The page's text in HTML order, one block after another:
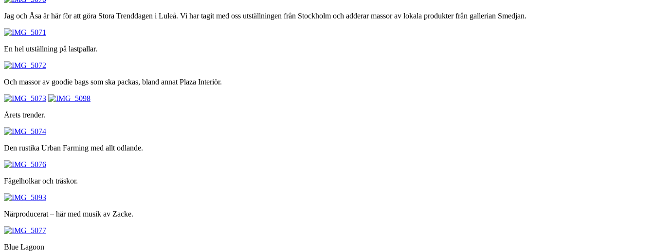
Jag och Åsa är här för att göra Stora Trenddagen i Luleå. Vi har tagit med oss utställningen från Stockholm och adderar massor av lokala produkter från gallerian Smedjan.
En hel utställning på lastpallar.
Och massor av goodie bags som ska packas, bland annat Plaza Interiör.
Årets trender.
Den rustika Urban Farming med allt odlande.
Fågelholkar och träskor.
Närproducerat – här med musik av Zacke.
Blue Lagoon